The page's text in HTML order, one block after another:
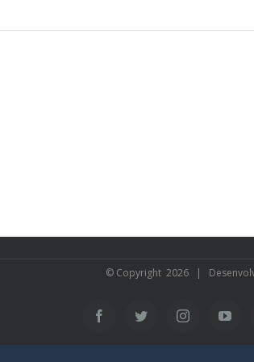
© Copyright 2026 |
FacebookTwitter Instagram